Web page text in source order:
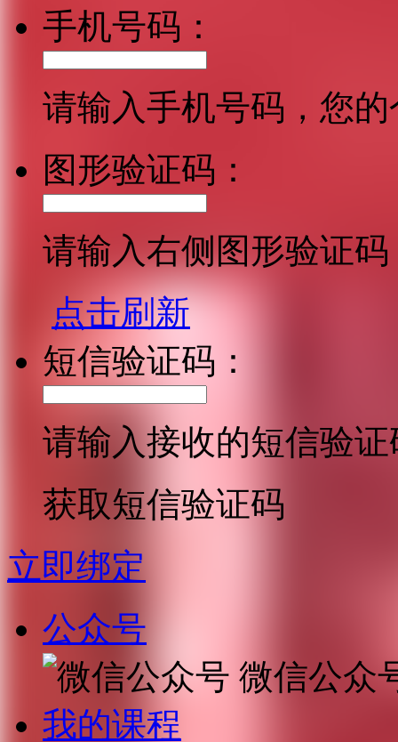
手机号码：
请输入手机号码，您
图形验证码：
请输入右侧图形验证码
点击刷新
短信验证码：
请输入接收的短信验证
获取短信验证码
立即绑定
公众号
微信公众
我的课程